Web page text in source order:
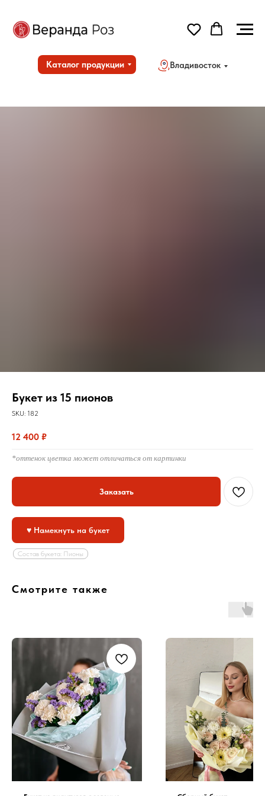
Каталог продукции Владивосток
Букет из 15 пионов
SKU: 182
12 400 ₽
*оттенок цветка может отличаться от картинки
Заказать
♥ Намекнуть на букет
Состав букета: Пионы
Смотрите также